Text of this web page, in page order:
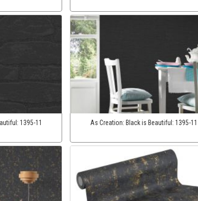
1395-11 As Creation: Black is Beautiful:1395-11